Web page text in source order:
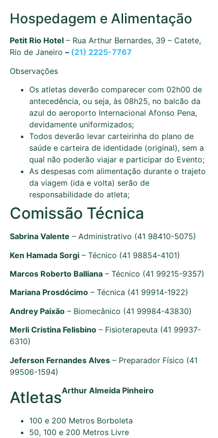
Hospedagem e Alimentação
Petit Rio Hotel – Rua Arthur Bernardes, 39 – Catete,
Rio de Janeiro – (21) 2225-7767
Observações
Os atletas deverão comparecer com 02h00 de
antecedência, ou seja, às 08h25, no balcão da
azul do aeroporto Internacional Afonso Pena,
devidamente uniformizados;
Todos deverão levar carteirinha do plano de
saúde e carteira de identidade (original), sem a
qual não poderão viajar e participar do Evento;
As despesas com alimentação durante o trajeto
da viagem (ida e volta) serão de
responsabilidade do atleta;
Comissão Técnica
Sabrina Valente – Administrativo (41 98410-5075)
Ken Hamada Sorgi – Técnico (41 98854-4101)
Marcos Roberto Balliana – Técnico (41 99215-9357)
Mariana Prosdócimo – Técnica (41 99914-1922)
Andrey Paixão – Biomecânico (41 99984-43830)
Merli Cristina Felisbino – Fisioterapeuta (41 99937-
6310)
Jeferson Fernandes Alves – Preparador Físico (41
99506-1594)
AtletasArthur Almeida Pinheiro
100 e 200 Metros Borboleta
50, 100 e 200 Metros Livre